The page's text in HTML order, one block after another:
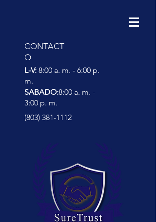
CONTACT
O
L-V: 8:00 a. m. - 6:00 p.
m.
(803) 381-1112
SABADO:8:00 a. m. -
3:00 p. m.